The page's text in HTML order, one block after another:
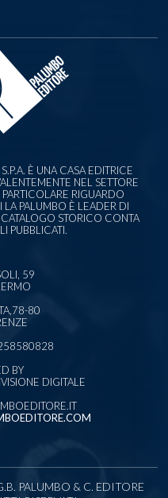
È UNA CASA EDITRICE
NEL SETTORE
RIGUARDO
LA PALUMBO È LEADER DI
STORICO CONTA
PUBBLICATI.
59
80
BY
DIGITALE
PALUMBO & C. EDITORE